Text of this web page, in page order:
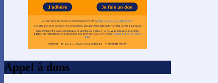
Appel à dons